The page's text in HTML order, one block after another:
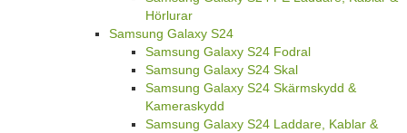
Hörlurar
Samsung Galaxy S24
Samsung Galaxy S24 Fodral
Samsung Galaxy S24 Skal
Samsung Galaxy S24 Skärmskydd &
Kameraskydd
Samsung Galaxy S24 Laddare, Kablar &